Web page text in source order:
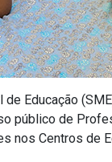
Educação
público de
nos Centros de